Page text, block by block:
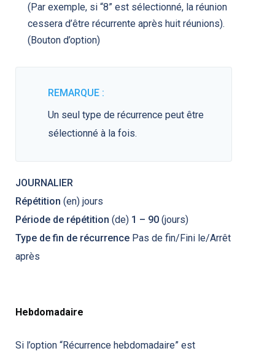
(Par exemple, si “8” est sélectionné, la réunion
cessera d’être récurrente après huit réunions).
(Bouton d’option)
REMARQUE :
Un seul type de récurrence peut être
sélectionné à la fois.
JOURNALIER
Répétition (en) jours
Période de répétition (de) 1 – 90 (jours)
Type de fin de récurrence Pas de fin/Fini le/Arrêt
après
Hebdomadaire
Si l’option “Récurrence hebdomadaire” est